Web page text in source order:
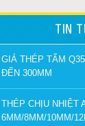
TIN
GIÁ THÉP TẤM
ĐẾN 300MM
THÉP CHỊU NHIỆT
6MM/8MM/10MM/